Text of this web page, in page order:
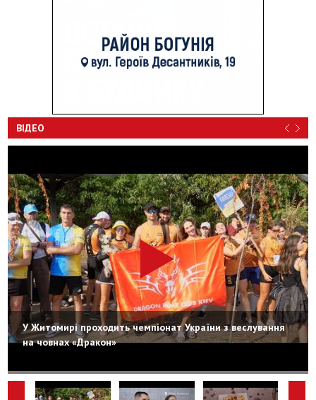
ВІДЕО
У Житомирі проходить чемпіонат України з веслування
на човнах «Дракон»